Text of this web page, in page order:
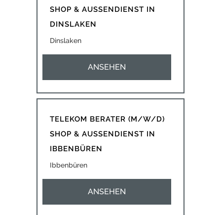
SHOP & AUSSENDIENST IN
DINSLAKEN
Dinslaken
ANSEHEN
TELEKOM BERATER (M/W/D)
SHOP & AUSSENDIENST IN
IBBENBÜREN
Ibbenbüren
ANSEHEN